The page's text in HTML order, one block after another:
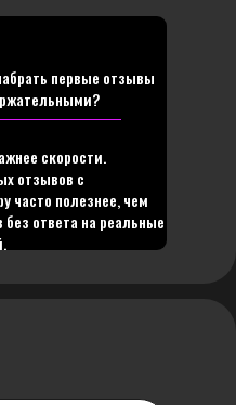
скорости.
отзывов с
часто полезнее, чем
без ответа на реальные
первые отзывы